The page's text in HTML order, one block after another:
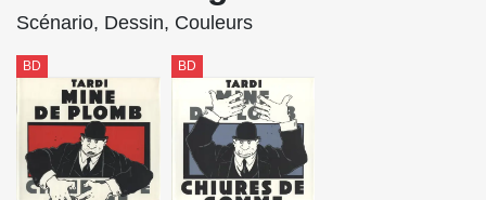
Scénario, Dessin, Couleurs
BD BD